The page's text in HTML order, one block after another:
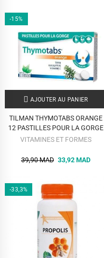
-15%
AJOUTER AU PANIER
TILMAN THYMOTABS ORANGE
12 PASTILLES POUR LA GORGE
VITAMINES ET FORMES
39,90 MAD 33,92 MAD
-33,3%